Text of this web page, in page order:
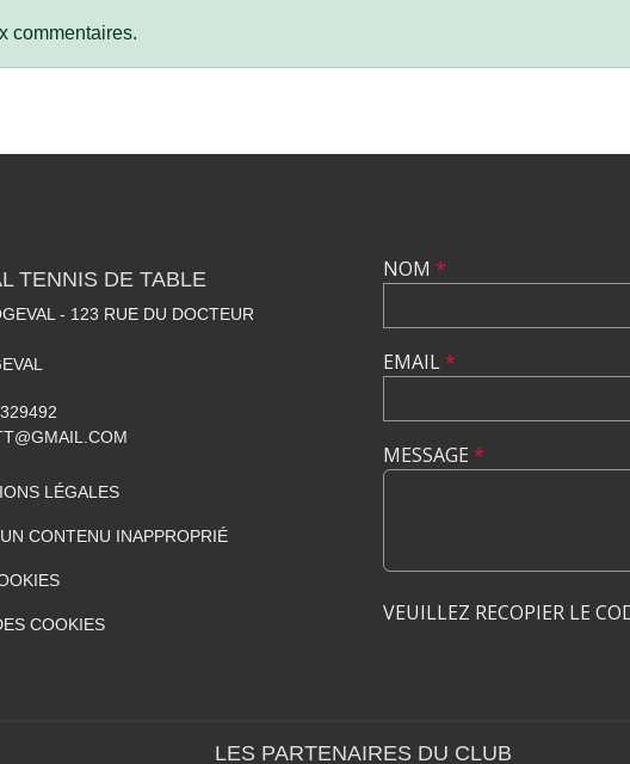
commentaires.
TENNIS DE TABLE
- 123 RUE DU DOCTEUR
LÉGALES
CONTENU INAPPROPRIÉ
COOKIES
NOM *
EMAIL*
MESSAGE *
VEUILLEZ RECOPIER LE
LES PARTENAIRES DU CLUB